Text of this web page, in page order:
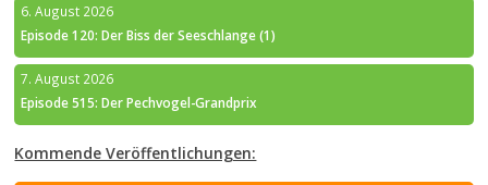
6. August 2026
Episode 120: Der Biss der Seeschlange (1)
7. August 2026
Episode 515: Der Pechvogel-Grandprix
Kommende Veröffentlichungen: